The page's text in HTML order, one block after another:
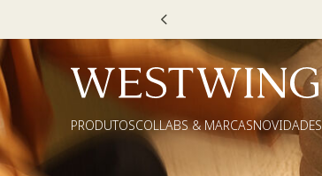
PRODUTOSCOLLABS & MARCASNOVIDADES